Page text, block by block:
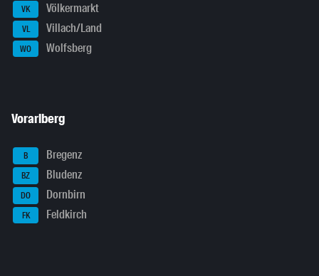
VK Völkermarkt
VL Villach/Land
WO Wolfsberg
Vorarlberg
B Bregenz
BZ Bludenz
DO Dornbirn
FK Feldkirch